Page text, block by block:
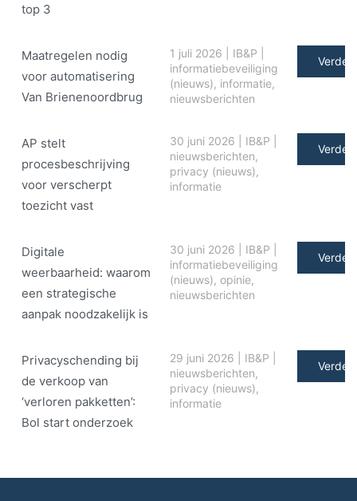
top 3
Maatregelen nodig
voor automatisering
Van Brienenoordbrug
1 juli 2026 IB&P
informatiebeveiliging
(nieuws), informatie,
nieuwsberichten
Verder
AP stelt
procesbeschrijving
voor verscherpt
toezicht vast
30 juni 2026 IB&P
nieuwsberichten,
privacy (nieuws),
informatie
Verder
Digitale
weerbaarheid: waarom
een strategische
aanpak noodzakelijk is
30 juni 2026 IB&P
informatiebeveiliging
(nieuws), opinie,
nieuwsberichten
Verder
Privacyschending bij
de verkoop van
‘verloren pakketten’:
Bol start onderzoek
29 juni 2026 IB&P
nieuwsberichten,
privacy (nieuws),
informatie
Verder